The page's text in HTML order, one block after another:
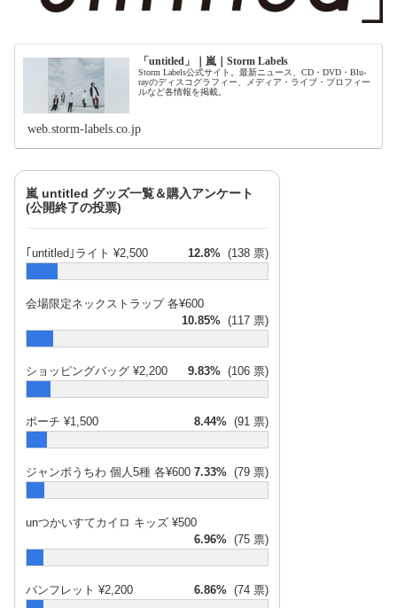
「untitled」｜嵐｜Storm Labels
Storm Labels公式サイト。最新ニュース、CD・DVD・Blu-
rayのディスコグラフィー、メディア・ライブ・プロフィー
ルなど各情報を掲載。
web.storm-labels.co.jp
嵐 untitled グッズ一覧＆購入アンケート
(公開終了の投票)
｢untitled｣ライト ¥2,500 12.8% (138 票)
会場限定ネックストラップ 各¥600
10.85% (117 票)
ショッピングバッグ ¥2,200 9.83% (106 票)
ポーチ ¥1,500 8.44% (91 票)
ジャンボうちわ 個人5種 各¥600 7.33% (79 票)
unつかいすてカイロ キッズ ¥500
6.96% (75 票)
パンフレット ¥2,200 6.86% (74 票)